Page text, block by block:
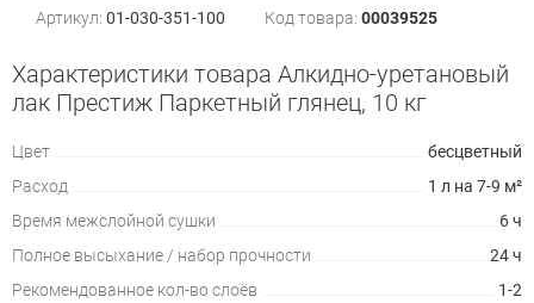
Артикул: 01-030-351-100 Код товара: 00039525
Характеристики товара Алкидно-уретановый
лак Престиж Паркетный глянец, 10 кг
Цвет
бесцветный
Расход
1 л на 7-9 м²
Время межслойной сушки
6 ч
Полное высыхание / набор прочности
24 ч
Рекомендованное кол-во слоёв
1-2